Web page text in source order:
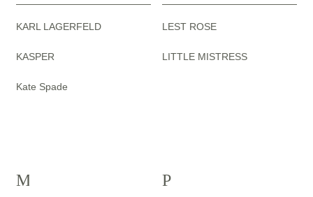
KARL LAGERFELD
KASPER
Kate Spade
LEST ROSE
LITTLE MISTRESS
M P